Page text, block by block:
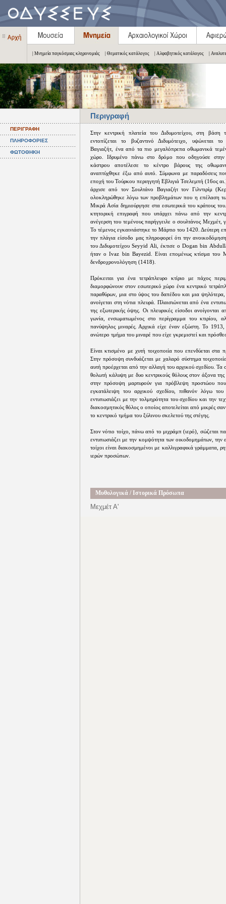
| Μνημεία παγκόσμιας κληρονομιάς | Θεματικός κατάλογος | Αλφαβητικός κατάλογος |
Περιγραφή
ΠΕΡΙΓΡΑΦΗ
ΠΛΗΡΟΦΟΡΙΕΣ
ΦΩΤΟΘΗΚΗ
Στην κεντρική πλατεία του Διδυμοτείχου, στη βάση
εντοπίζεται το βυζαντινό Διδυμότειχο, υψώνεται
Βαγιαζήτ, ένα από τα πιο μεγαλόπρεπα οθωμανικά
χώρο. Ιδρυμένο πάνω στο δρόμο που οδηγούσε
κάστρου αποτέλεσε το κέντρο βάρους της
αναπτύχθηκε έξω από αυτό. Σύμφωνα με παραδόσεις
εποχή του Τούρκου περιηγητή Εβλιγιά Τσελεμπή (16ος
άρχισε από τον Σουλτάνο Βαγιαζήτ τον Γιλντιρίμ
ολοκληρώθηκε λόγω των προβλημάτων που η επέλαση
Μικρά Ασία δημιούργησε στα εσωτερικά του κράτους
κτητορική επιγραφή που υπάρχει πάνω από την
ανέγερση του τεμένους παρήγγειλε ο σουλτάνος Μεχμέτ,
Το τέμενος εγκαινιάστηκε το Μάρτιο του 1420. Δεύτερη
την πλάγια είσοδο μας πληροφορεί ότι την
του Διδυμοτείχου Seyyid Ali, έκτισε ο Dogan bin
ήταν ο Ivaz bin Bayezid. Είναι επομένως κτίσμα του
δενδροχρονολόγηση (1418).
Πρόκειται για ένα τετράπλευρο κτίριο με πάχος
διαμορφώνουν στον εσωτερικό χώρο ένα κεντρικό
παραθύρων, μια στο ύψος του δαπέδου και μια
ανοίγεται στη νότια πλευρά. Πλαισιώνεται από ένα
της εξωτερικής όψης. Οι πλευρικές είσοδοι
γωνία, ενσωματωμένος στο περίγραμμα του κτιρίου,
πανύψηλος μιναρές. Αρχικά είχε έναν εξώστη. Το
ανώτερο τμήμα του μιναρέ που είχε γκρεμιστεί και
Είναι κτισμένο με χυτή τοιχοποιία που επενδύεται
Στην πρόσοψη συνδυάζεται με χαλαρό σύστημα
αυτή προέρχεται από την αλλαγή του αρχικού σχεδίου. Τα
θολωτή κάλυψη με δυο κεντρικούς θόλους στον άξονα
στην πρόσοψη μαρτυρούν για πρόβλεψη προστώου
εγκατάλειψη του αρχικού σχεδίου, πιθανόν λόγω
εντυπωσιάζει με την τολμηρότητα του σχεδίου και την
διακοσμητικός θόλος ο οποίος αποτελείται από μικρές
το κεντρικό τμήμα του ξύλινου σκελετού της στέγης.
Στον νότιο τοίχο, πάνω από το μιχράμπ (ιερό), σώζεται
εντυπωσιάζει με την κομψότητα των οικοδομημάτων, την
τοίχοι είναι διακοσμημένοι με καλλιγραφικά γράμματα,
ιερών προσώπων.
Μυθολογικά / Ιστορικά Πρόσωπα
Μεχμέτ Α'